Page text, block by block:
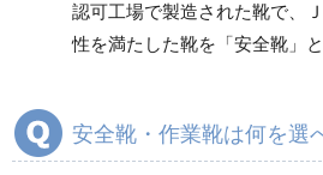
一般作業安全靴・エコ
タイプ
中編上靴・長編上靴
半長靴
ー
認可工場で製造された靴で、
性を満たした靴を「安全靴」と
安全靴・作業靴は何を選